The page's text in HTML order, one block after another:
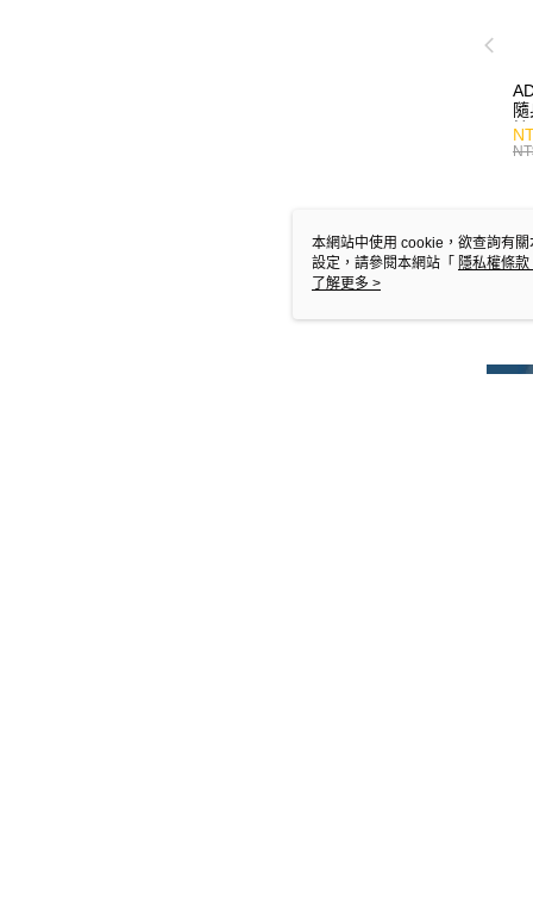
本網站中使用 cookie，欲查詢有
設定，請參閱本網站「 隱私權條款
使用 cookie。
了解更多 >